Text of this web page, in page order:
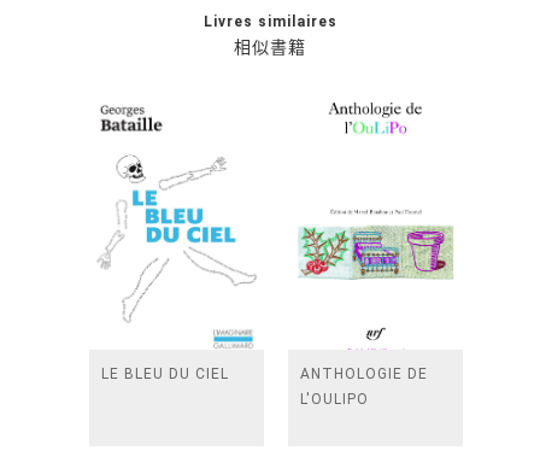
相似書籍
Livres similaires
LE BLEU DU CIEL
ANTHOLOGIE DE
L'OULIPO